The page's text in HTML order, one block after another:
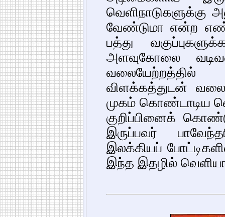
வெளிநாடுகளுக்கு
வேண்டுமா என்ற
பத்து
அளவுகோலை
விளக்கத்துடன்
முகம் கொண்டாடிய
குறிப்பினைக்
இருப்பவர்
இலக்கியப்
இந்த இதழில்